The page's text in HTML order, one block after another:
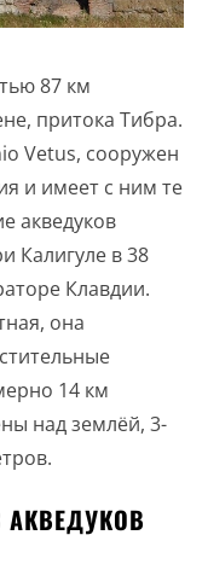
87 км
притока Тибра.
Vetus, сооружен
и имеет с ним те
акведуков
Калигуле в 38
Клавдии.
она
14 км
над землёй, 3-
АКВЕДУКОВ